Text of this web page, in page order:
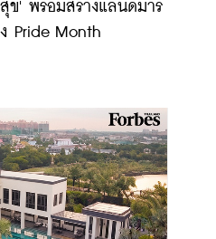
ข' พร้อมสร้างแลนด์มาร์
Pride Month